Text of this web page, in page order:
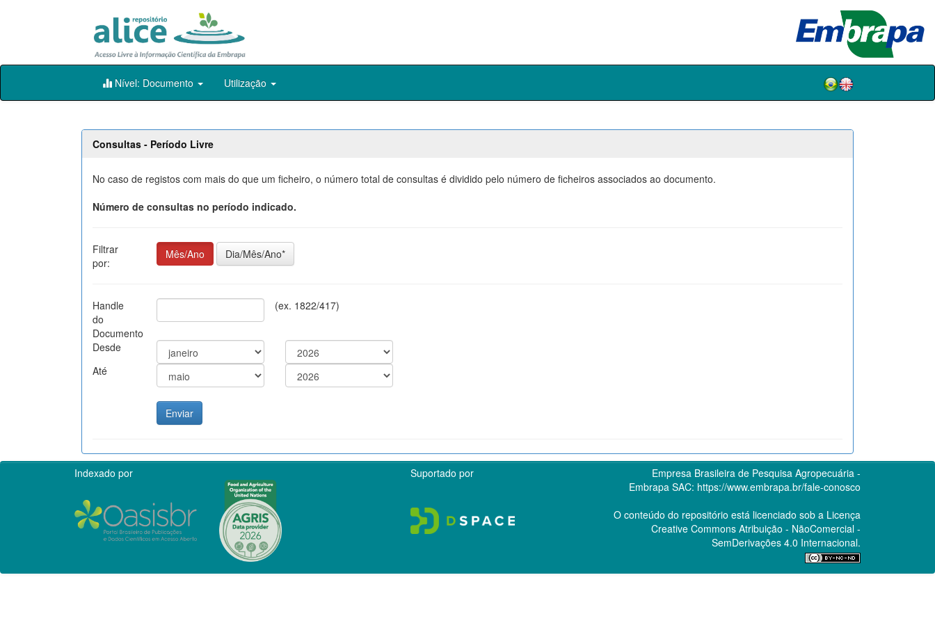
Skip
Nível: Documento Utilização
Consultas - Período Livre
No caso de registos com mais do que um ficheiro, o número total de consultas é dividido pelo número de ficheiros associados ao documento.
Número de consultas no período indicado.
Filtrar
por:
Mês/Ano Dia/Mês/Ano*
Handle
do
Documento
(ex. 1822/417)
Desde
Até
Indexado por Suportado por
Empresa Brasileira de Pesquisa Agropecuária -
Embrapa SAC: https://www.embrapa.br/fale-conosco
O conteúdo do repositório está licenciado sob a Licença
Creative CommonsAtribuição - NãoComercial -
SemDerivações 4.0 Internacional.